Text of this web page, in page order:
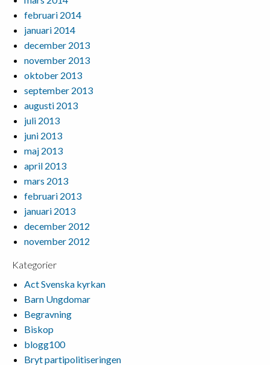
februari 2014
januari 2014
december 2013
november 2013
oktober 2013
september 2013
augusti 2013
juli 2013
juni 2013
maj 2013
april 2013
mars 2013
februari 2013
januari 2013
december 2012
november 2012
Kategorier
Act Svenska kyrkan
Barn Ungdomar
Begravning
Biskop
blogg100
Bryt partipolitiseringen